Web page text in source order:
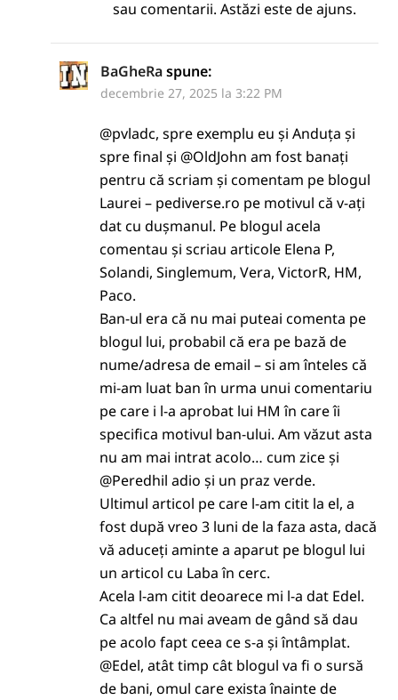
sau comentarii. Astăzi este de ajuns.
BaGheRa spune:
decembrie 27, 2025 la 3:22 PM
@pvladc, spre exemplu eu și Anduța și
spre final și @OldJohn am fost banați
pentru că scriam și comentam pe blogul
Laurei – pediverse.ro pe motivul că v-ați
dat cu dușmanul. Pe blogul acela
comentau și scriau articole Elena P,
Solandi, Singlemum, Vera, VictorR, HM,
Paco.
Ban-ul era că nu mai puteai comenta pe
blogul lui, probabil că era pe bază de
nume/adresa de email – si am înteles că
mi-am luat ban în urma unui comentariu
pe care i l-a aprobat lui HM în care îi
specifica motivul ban-ului. Am văzut asta
nu am mai intrat acolo… cum zice și
@Peredhil adio și un praz verde.
Ultimul articol pe care l-am citit la el, a
fost după vreo 3 luni de la faza asta, dacă
vă aduceți aminte a aparut pe blogul lui
un articol cu Laba în cerc.
Acela l-am citit deoarece mi l-a dat Edel.
Ca altfel nu mai aveam de gând să dau
pe acolo fapt ceea ce s-a și întâmplat.
@Edel, atât timp cât blogul va fi o sursă
de bani, omul care exista înainte de